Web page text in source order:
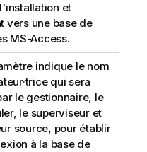
et
vers une base de
MS-Access.
indique le nom
qui sera
le gestionnaire, le
le superviseur et
source, pour établir
à la base de